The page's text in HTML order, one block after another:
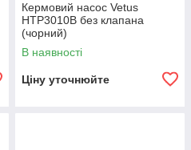
Кермовий насос Vetus
HTP3010B без клапана
(чорний)
В наявності
Ціну уточнюйте